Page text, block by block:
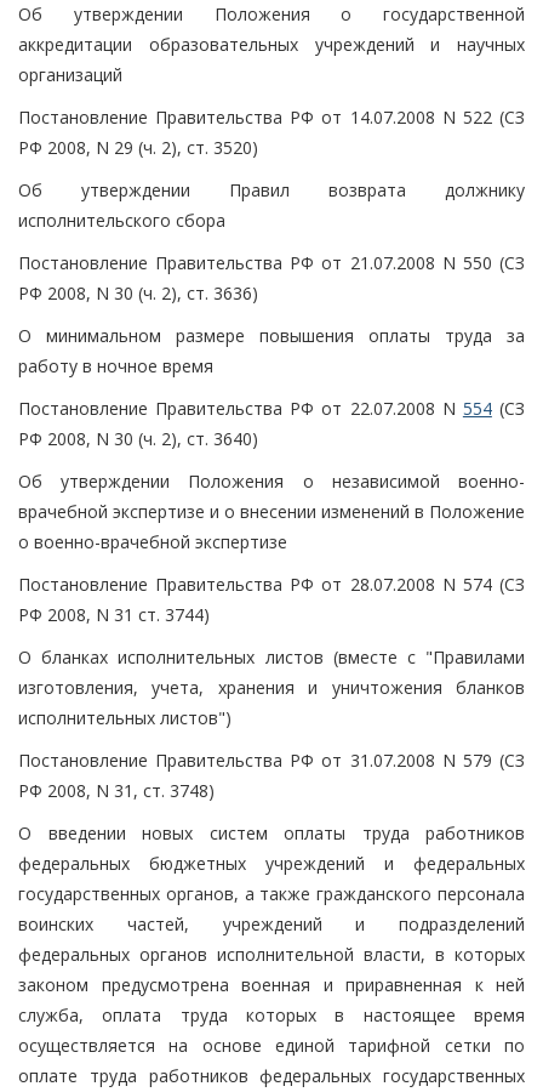
Об утверждении Положения о государственной
аккредитации образовательных учреждений и научных
организаций
Постановление Правительства РФ от 14.07.2008 N 522 (СЗ
РФ 2008, N 29 (ч. 2), ст. 3520)
Об утверждении Правил возврата должнику
исполнительского сбора
Постановление Правительства РФ от 21.07.2008 N 550 (СЗ
РФ 2008, N 30 (ч. 2), ст. 3636)
О минимальном размере повышения оплаты труда за
работу в ночное время
Постановление Правительства РФ от 22.07.2008 N 554(СЗ
РФ 2008, N 30 (ч. 2), ст. 3640)
Об утверждении Положения о независимой военно-
врачебной экспертизе и о внесении изменений в Положение
о военно-врачебной экспертизе
Постановление Правительства РФ от 28.07.2008 N 574 (СЗ
РФ 2008, N 31 ст. 3744)
О бланках исполнительных листов (вместе с "Правилами
изготовления, учета, хранения и уничтожения бланков
исполнительных листов")
Постановление Правительства РФ от 31.07.2008 N 579 (СЗ
РФ 2008, N 31, ст. 3748)
О введении новых систем оплаты труда работников
федеральных бюджетных учреждений и федеральных
государственных органов, а также гражданского персонала
воинских частей, учреждений и подразделений
федеральных органов исполнительной власти, в которых
законом предусмотрена военная и приравненная к ней
служба, оплата труда которых в настоящее время
осуществляется на основе единой тарифной сетки по
оплате труда работников федеральных государственных